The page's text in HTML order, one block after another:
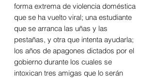
forma extrema de violencia doméstica
que se ha vuelto viral; una estudiante
que se arranca las uñas y las
pestañas, y otra que intenta ayudarla;
los años de apagones dictados por el
gobierno durante los cuales se
intoxican tres amigas que lo serán